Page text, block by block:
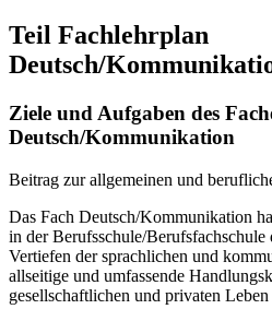
Teil Fachlehrplan
Deutsch/
Ziele und Aufgaben des
Deutsch/Kommunikation
Beitrag zur allgemeinen und
Das Fach Deutsch/Kommunikation
in der Berufsschule/Berufsfachschule
Vertiefen der sprachlichen und
allseitige und umfassende
gesellschaftlichen und privaten